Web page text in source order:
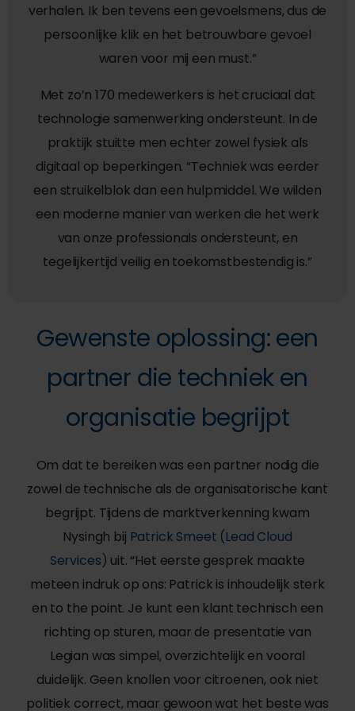
verhalen. Ik ben tevens een gevoelsmens, dus de
persoonlijke klik en het betrouwbare gevoel
waren voor mij een must.”
Met zo’n 170 medewerkers is het cruciaal dat
technologie samenwerking ondersteunt. In de
praktijk stuitte men echter zowel fysiek als
digitaal op beperkingen. “Techniek was eerder
een struikelblok dan een hulpmiddel. We wilden
een moderne manier van werken die het werk
van onze professionals ondersteunt, en
tegelijkertijd veilig en toekomstbestendig is.”
Gewenste oplossing: een
partner die techniek en
organisatie begrijpt
Om dat te bereiken was een partner nodig die
zowel de technische als de organisatorische kant
begrijpt. Tijdens de marktverkenning kwam
Nysingh bij Patrick Smeet (Lead Cloud
Services) uit. “Het eerste gesprek maakte
meteen indruk op ons: Patrick is inhoudelijk sterk
en to the point. Je kunt een klant technisch een
richting op sturen, maar de presentatie van
Legian was simpel, overzichtelijk en vooral
duidelijk. Geen knollen voor citroenen, ook niet
politiek correct, maar gewoon wat het beste was